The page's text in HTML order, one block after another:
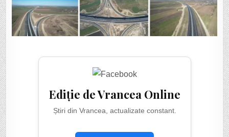
Ediție de Vrancea Online
Știri din Vrancea, actualizate constant.